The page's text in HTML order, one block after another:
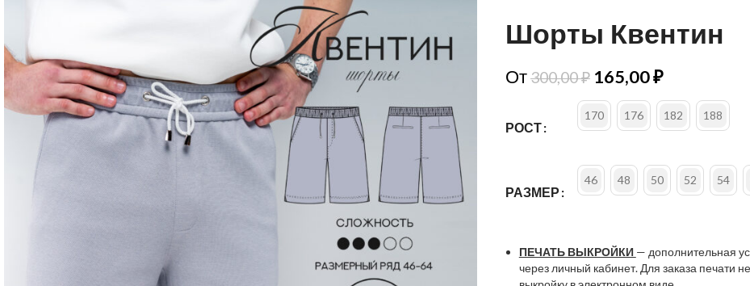
Шорты Квентин
От300,00₽ 165,00₽
РОСТ
170 176 182 188
РАЗМЕР
46 48 50 52 54
ПЕЧАТЬ ВЫКРОЙКИ — дополнительная
через личный кабинет. Для заказа печати